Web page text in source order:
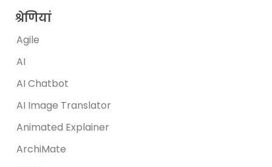
श्रेणियां
Agile
AI
AI Chatbot
AI Image Translator
Animated Explainer
ArchiMate